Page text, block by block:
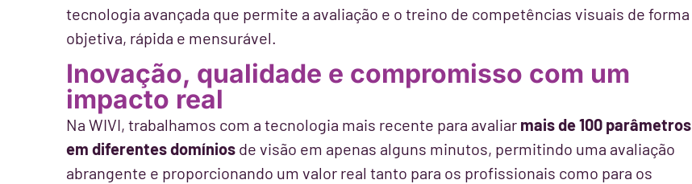
tecnologia avançada que permite a avaliação e o treino de competências visuais de forma
objetiva, rápida e mensurável.
Inovação, qualidade e compromisso com um
impacto real
Na WIVI, trabalhamos com a tecnologia mais recente para avaliar mais de 100 parâmetros
em diferentes domínios de visão em apenas alguns minutos, permitindo uma avaliação
abrangente e proporcionando um valor real tanto para os profissionais como para os